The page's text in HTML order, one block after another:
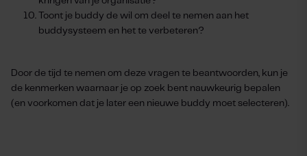
Toont je buddy de wil om deel te nemen aan het
buddysysteem en het te verbeteren?
Door de tijd te nemen om deze vragen te beantwoorden, kun je
de kenmerken waarnaar je op zoek bent nauwkeurig bepalen
(en voorkomen dat je later een nieuwe buddy moet selecteren).